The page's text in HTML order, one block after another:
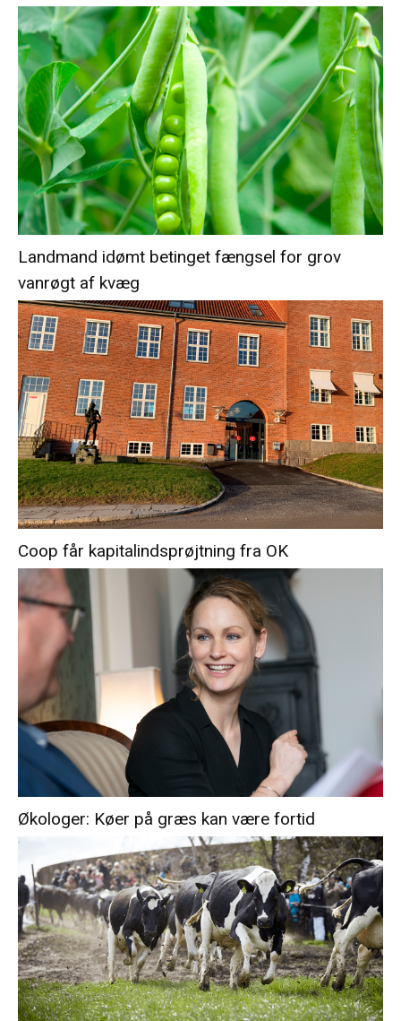
Landmand idømt betinget fængsel for grov
vanrøgt af kvæg
Coop får kapitalindsprøjtning fra OK
Økologer: Køer på græs kan være fortid